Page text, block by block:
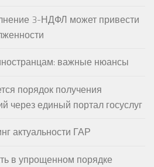
3-НДФЛ может привести
важные нюансы
порядок получения
через единый портал госуслуг
актуальности ГАР
в упрощенном порядке